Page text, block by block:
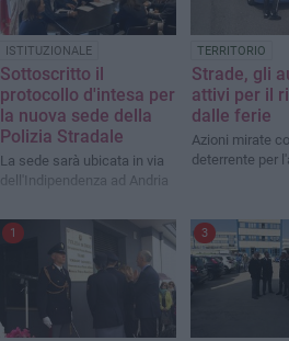
ISTITUZIONALE
Sottoscritto il
protocollo d'intesa per
la nuova sede della
Polizia Stradale
La sede sarà ubicata in via
dell'Indipendenza ad Andria
TERRITORIO
Strade, gli
attivi per il
dalle ferie
Azioni mirate
deterrente per
1 3